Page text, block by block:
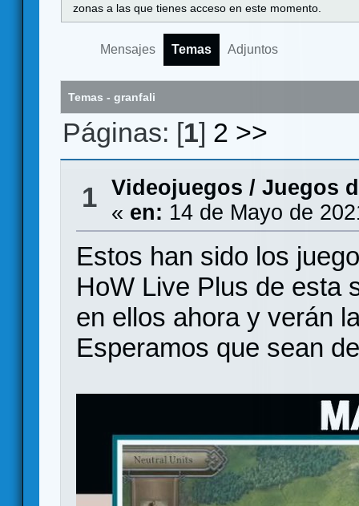
zonas a las que tienes acceso en este momento.
Mensajes Temas Adjuntos
Temas - granfali
Páginas: [1] 2 >>
1 Videojuegos / Juegos
« en: 14 de Mayo de
Estos han sido los
HoW Live Plus de esta
en ellos ahora y verán
Esperamos que sean